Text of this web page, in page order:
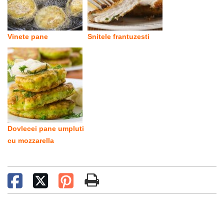
Vinete pane Snitele frantuzesti
Dovlecei pane umpluti
cu mozzarella